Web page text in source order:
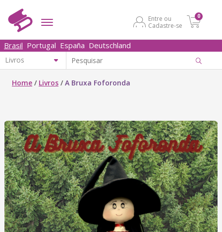
Entre ou
Cadastre-se
0
Brasil Portugal España Deutschland
Home / Livros /A Bruxa Foforonda